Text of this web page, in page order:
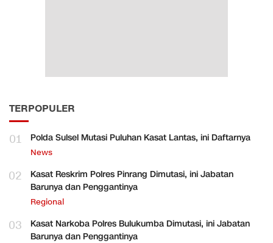
TERPOPULER
01 Polda Sulsel Mutasi Puluhan Kasat Lantas, ini Daftarnya
News
02
Kasat Reskrim Polres Pinrang Dimutasi, ini Jabatan
Barunya dan Penggantinya
Regional
03
Kasat Narkoba Polres Bulukumba Dimutasi, ini Jabatan
Barunya dan Penggantinya